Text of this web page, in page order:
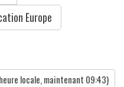
Europe
locale, maintenant 09:43)